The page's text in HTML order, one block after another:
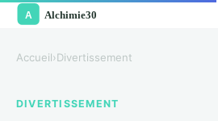
Accueil›Divertissement
DIVERTISSEMENT